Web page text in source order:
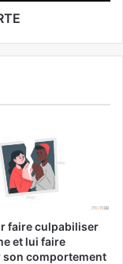
faire culpabiliser
et lui faire
son comportement